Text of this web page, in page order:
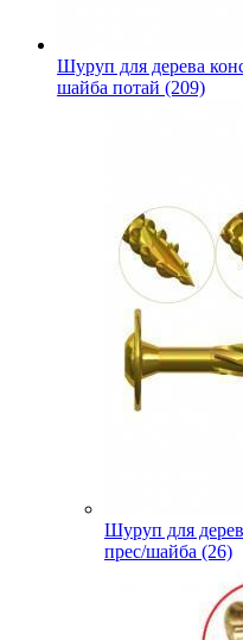
Шуруп для дерева
шайба потай (209)
Шуруп для
прес/шайба (26)